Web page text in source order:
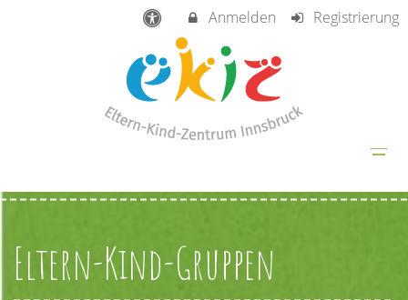
Anmelden Registrierung
Eltern-Kind-Gruppen